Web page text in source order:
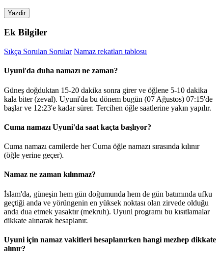
Yazdir
Ek Bilgiler
Sıkça Sorulan Sorular Namaz rekatları tablosu
Uyuni'da duha namazı ne zaman?
Güneş doğduktan 15-20 dakika sonra girer ve öğlene 5-10 dakika
kala biter (zeval). Uyuni'da bu dönem bugün (07 Ağustos) 07:15'de
başlar ve 12:23'e kadar sürer. Tercihen öğle saatlerine yakın yapılır.
Cuma namazı Uyuni'da saat kaçta başlıyor?
Cuma namazı camilerde her Cuma öğle namazı sırasında kılınır
(öğle yerine geçer).
Namaz ne zaman kılınmaz?
İslam'da, güneşin hem gün doğumunda hem de gün batımında ufku
geçtiği anda ve yörüngenin en yüksek noktası olan zirvede olduğu
anda dua etmek yasaktır (mekruh). Uyuni programı bu kısıtlamalar
dikkate alınarak hesaplanır.
Uyuni için namaz vakitleri hesaplanırken hangi mezhep dikkate
alınır?